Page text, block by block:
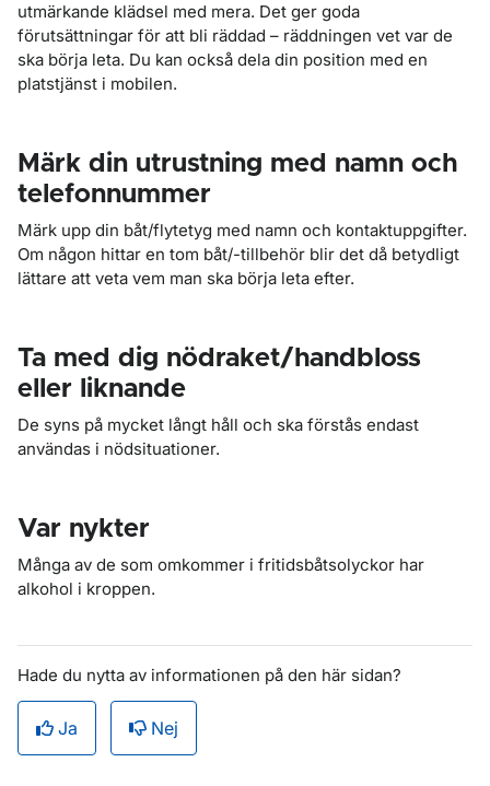
utmärkande klädsel med mera. Det ger goda
förutsättningar för att bli räddad – räddningen vet var de
ska börja leta. Du kan också dela din position med en
platstjänst i mobilen.
Märk din utrustning med namn och
telefonnummer
Märk upp din båt/flytetyg med namn och kontaktuppgifter.
Om någon hittar en tom båt/-tillbehör blir det då betydligt
lättare att veta vem man ska börja leta efter.
Ta med dig nödraket/handbloss
eller liknande
De syns på mycket långt håll och ska förstås endast
användas i nödsituationer.
Var nykter
Många av de som omkommer i fritidsbåtsolyckor har
alkohol i kroppen.
Hade du nytta av informationen på den här sidan?
Ja Nej